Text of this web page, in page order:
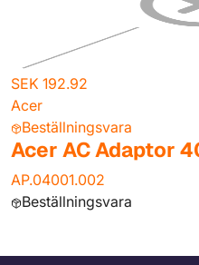
SEK 192.92
Acer
Beställningsvara
Acer AC Adaptor
AP.04001.002
Beställningsvara